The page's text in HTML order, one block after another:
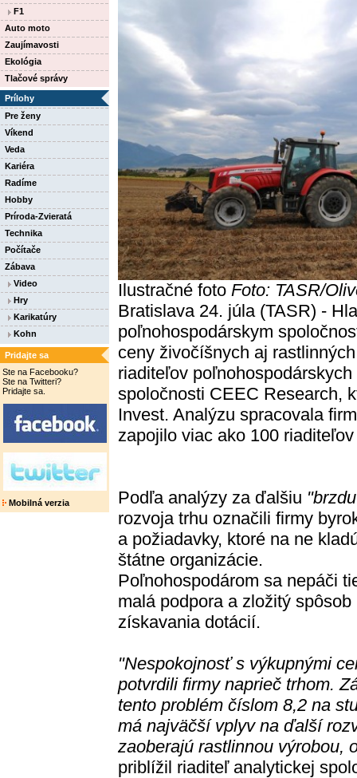
F1
Auto moto
Zaujímavosti
Ekológia
Tlačové správy
Prílohy
Pre ženy
Víkend
Veda
Kariéra
Radíme
Hobby
Príroda-Zvieratá
Technika
Počítače
Zábava
Video
Hry
Karikatúry
Kohn
Pridajte sa
Ste na Facebooku?
Ste na Twitteri?
Pridajte sa.
Mobilná verzia
Ilustračné foto Foto: TASR/
Bratislava 24. júla (TASR) -
poľnohospodárskym
ceny živočíšnych aj
riaditeľov
spoločnosti CEEC Research,
Invest. Analýzu spracovala
zapojilo viac ako 100
Podľa analýzy za ďalšiu
rozvoja trhu označili firmy
a požiadavky, ktoré na ne
štátne organizácie.
Poľnohospodárom sa nepáči
malá podpora a zložitý spôsob
získavania dotácií.
"Nespokojnosť s výkupnými
potvrdili firmy naprieč trhom.
tento problém číslom 8,2 na
má najväčší vplyv na ďalší
zaoberajú rastlinnou výrobou,
priblížil riaditeľ analytickej